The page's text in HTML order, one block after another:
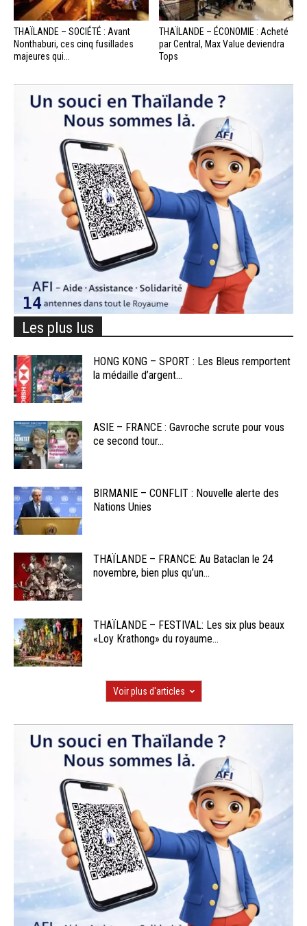
THAÏLANDE – SOCIÉTÉ : Avant
Nonthaburi, ces cinq fusillades
majeures qui...
THAÏLANDE – ÉCONOMIE : Acheté
par Central, Max Value deviendra
Tops
Les plus lus
HONG KONG – SPORT : Les Bleus remportent
la médaille d’argent...
ASIE – FRANCE : Gavroche scrute pour vous
ce second tour...
BIRMANIE – CONFLIT : Nouvelle alerte des
Nations Unies
THAÏLANDE – FRANCE: Au Bataclan le 24
novembre, bien plus qu’un...
THAÏLANDE – FESTIVAL: Les six plus beaux
«Loy Krathong» du royaume...
Voir plus d'articles